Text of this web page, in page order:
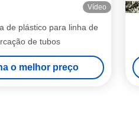
Vídeo
de plástico para linha de
de tubos
o melhor preço